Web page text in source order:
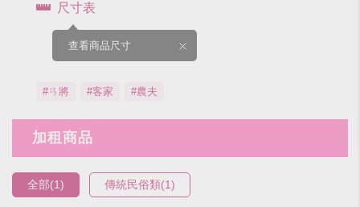
尺寸表
查看商品尺寸
#ㄢ將 #客家 #農夫
加租商品
全部(1) 傳統民俗類(1)